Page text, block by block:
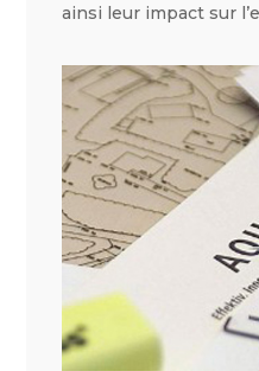
ainsi leur impact sur